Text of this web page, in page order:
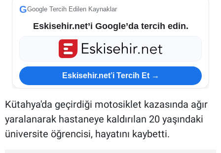
GGoogle Tercih Edilen Kaynaklar
Eskisehir.net’i Google’da tercih edin.
Eskisehir.net’i Tercih Et →
Kütahya'da geçirdiği motosiklet kazasında ağır
yaralanarak hastaneye kaldırılan 20 yaşındaki
üniversite öğrencisi, hayatını kaybetti.